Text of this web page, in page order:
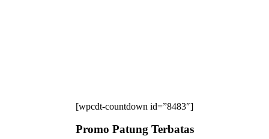
[wpcdt-countdown id=”8483″]
Promo Patung Terbatas